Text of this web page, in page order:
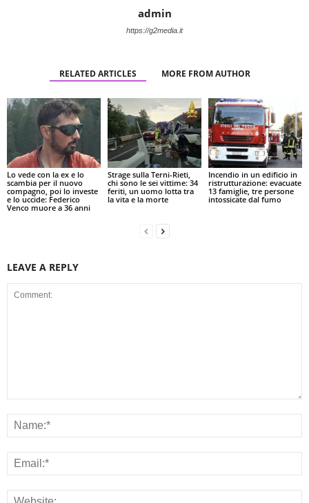
admin
https://g2media.it
RELATED ARTICLES MORE FROM AUTHOR
Lo vede con la ex e lo
scambia per il nuovo
compagno, poi lo investe
e lo uccide: Federico
Venco muore a 36 anni
Strage sulla Terni-Rieti,
chi sono le sei vittime: 34
feriti, un uomo lotta tra
la vita e la morte
Incendio in un edificio in
ristrutturazione: evacuate
13 famiglie, tre persone
intossicate dal fumo
LEAVE A REPLY